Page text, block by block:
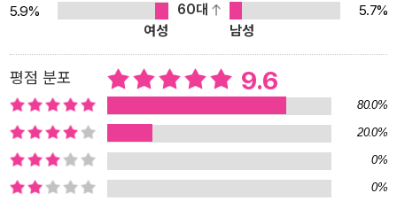
이 이렇게 빨리 읽히고 이렇게 쉽게 이해되어도 괜찮나, 하는 생각이
들어 문득 독서를 멈출 정도이다. 일상의 언어와 시대의 문장에 담겨
우리를 찾아온 새로운 버전의 이 성경은 하나님의 말씀이 얼마나 친
근하고 가까운지를 새삼 상기시킨다”(이승우, 소설가, 조선대학교 문
예창작학과 교수). 다음으로, 『메시지』가 품고 있는 새로운 접근을 한
국 그리스도인들에게 직접적으로 소개하는 기회가 되었다. “『메시
지』는 단순히 사건에 대한 기사를 읽고 아는 것에 그치지 않고 ‘거룩
한 독서’, ‘영적 독서’ 렉티오 디비나(lectio divina) 전통이 해온 것처
5.9%
60대
5.7%
여성
남성
평점 분포 9.6
80.0%
20.0%
0%
0%